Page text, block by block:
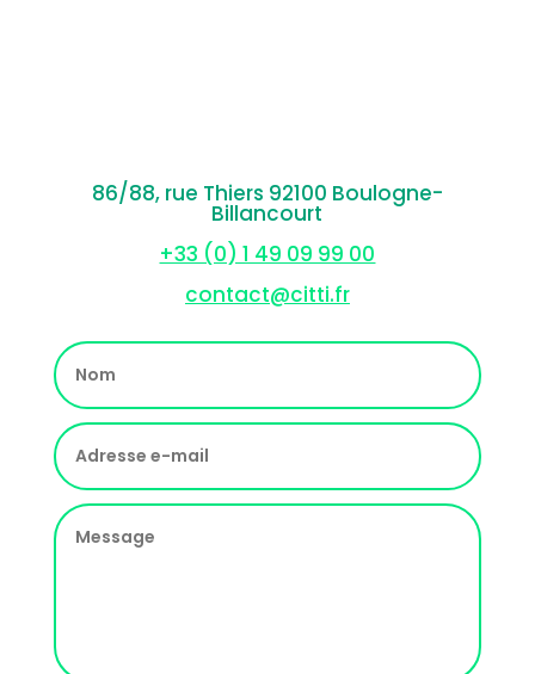
86/88, rue Thiers 92100 Boulogne-
Billancourt
+33 (0) 1 49 09 99 00
contact@citti.fr